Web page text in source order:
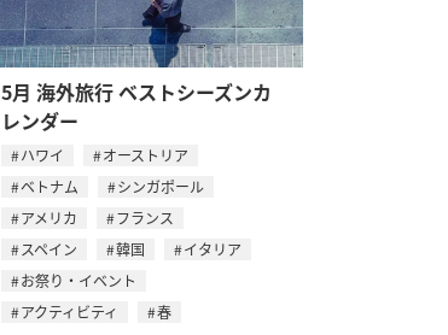
5月 海外旅行 ベストシーズンカ
レンダー
ハワイ
オーストリア
ベトナム
シンガポール
アメリカ
フランス
スペイン
韓国
イタリア
お祭り・イベント
アクティビティ
春